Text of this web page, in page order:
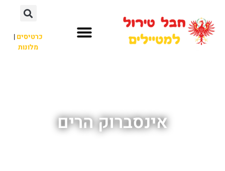
כרטיסים|
מלונות
אינסברוק הרים